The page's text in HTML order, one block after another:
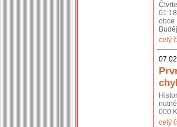
obce
celý
000
celý